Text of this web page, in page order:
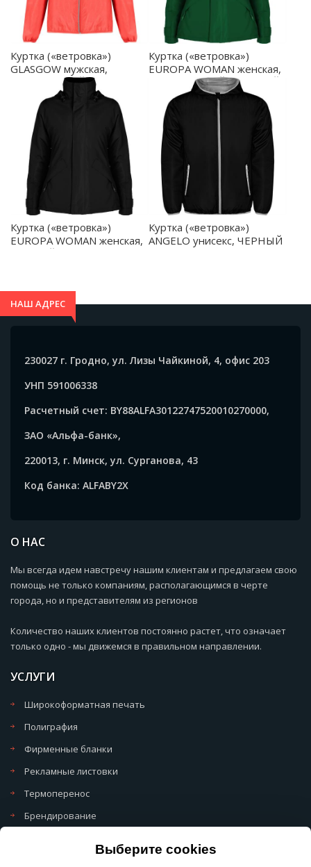
Выберите cookies
Куртка («ветровка»)
GLASGOW мужская,
КОРАЛЛОВЫЙ
ФЛУОРЕСЦЕНТНЫЙ 2XL -
CV505005234
Куртка («ветровка»)
EUROPA WOMAN женская,
БУТЫЛОЧНЫЙ ЗЕЛЕНЫЙ
2XL - PK50780556
Куртка («ветровка»)
EUROPA WOMAN женская,
Куртка («ветровка»)
ANGELO унисекс, ЧЕРНЫЙ
НАШ АДРЕС
230027 г. Гродно, ул. Лизы Чайкиной, 4, офис 203
УНП 591006338
Расчетный счет: BY88ALFA30122747520010270000,
ЗАО «Альфа-банк»,
220013, г. Минск, ул. Сурганова, 43
Код банка: ALFABY2X
О НАС
Мы всегда идем навстречу нашим клиентам и предлагаем свою
помощь не только компаниям, располагающимся в черте
города, но и представителям из регионов
Количество наших клиентов постоянно растет, что означает
только одно - мы движемся в правильном направлении.
УСЛУГИ
Широкоформатная печать
Полиграфия
Фирменные бланки
Рекламные листовки
Термоперенос
Брендирование
Политика обработки персональных данных